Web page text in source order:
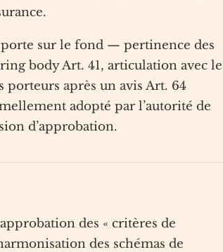
porte sur le fond — pertinence des
body Art. 41, articulation avec le
après un avis Art. 64
adopté par l’autorité de
d’approbation.
des « critères de
des schémas de